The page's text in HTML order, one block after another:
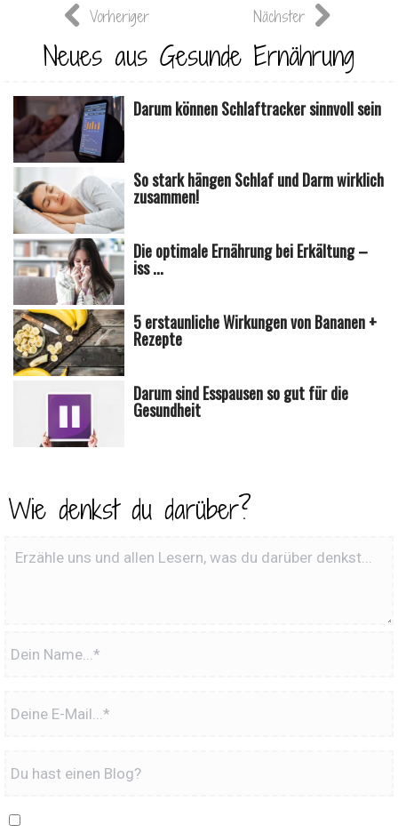
Vorheriger Nächster
Neues aus Gesunde Ernährung
Darum können Schlaftracker sinnvoll sein
So stark hängen Schlaf und Darm wirklich
zusammen!
Die optimale Ernährung bei Erkältung –
iss ...
5 erstaunliche Wirkungen von Bananen +
Rezepte
Darum sind Esspausen so gut für die
Gesundheit
Wie denkst du darüber?